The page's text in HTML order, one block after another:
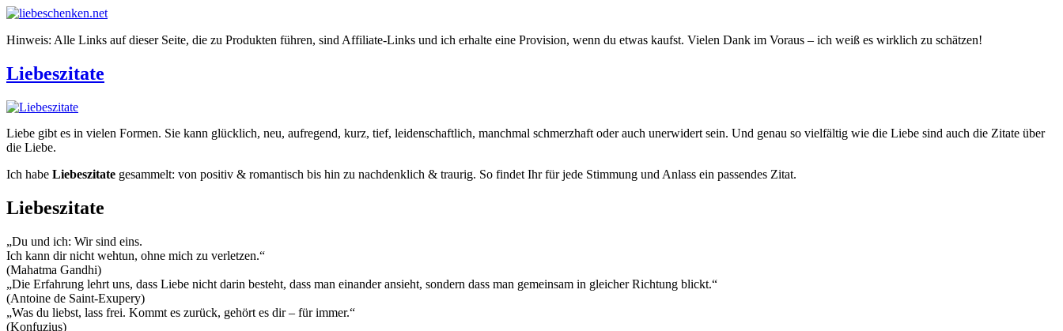
Hinweis: Alle Links auf dieser Seite, die zu Produkten führen, sind Affiliate-Links und ich erhalte eine Provision, wenn du etwas kaufst. Vielen Dank im Voraus – ich weiß es wirklich zu schätzen!
Liebeszitate
Liebe gibt es in vielen Formen. Sie kann glücklich, neu, aufregend, kurz, tief, leidenschaftlich, manchmal schmerzhaft oder auch unerwidert sein. Und genau so vielfältig wie die Liebe sind auch die Zitate über
die Liebe.
Ich habe Liebeszitate gesammelt: von positiv & romantisch bis hin zu nachdenklich & traurig. So findet Ihr für jede Stimmung und Anlass ein passendes Zitat.
Liebeszitate
„Du und ich: Wir sind eins.
Ich kann dir nicht wehtun, ohne mich zu verletzen.“
(Mahatma Gandhi)
„Die Erfahrung lehrt uns, dass Liebe nicht darin besteht, dass man einander ansieht, sondern dass man gemeinsam in gleicher Richtung blickt.“
(Antoine de Saint-Exupery)
„Was du liebst, lass frei. Kommt es zurück, gehört es dir – für immer.“
(Konfuzius)